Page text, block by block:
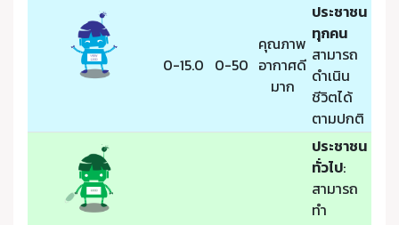
0-15.0 0-50
คุณภาพ
อากาศดี
มาก
ประชาชน
ทุกคน
สามารถ
ดำเนิน
ชีวิตได้
ตามปกติ
ประชาชน
ทั่วไป:
สามารถ
ทำ